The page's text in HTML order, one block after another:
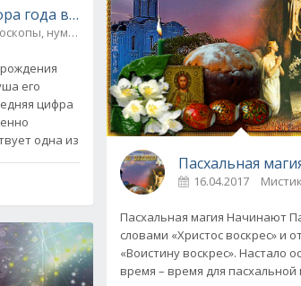
года вашего рождения раскроет
нумерология 0
его
цифра
одна из
16.04.2017
Пасхальная магия Начинают
словами «Христос воскрес» и
«Воистину воскрес». Настало
время – время для пасхальной